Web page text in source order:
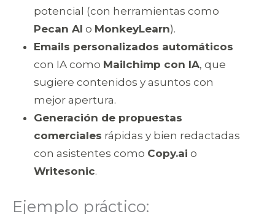
potencial (con herramientas como
Pecan AI o MonkeyLearn).
Emails personalizados automáticos
con IA como Mailchimp con IA, que
sugiere contenidos y asuntos con
mejor apertura.
Generación de propuestas
comerciales rápidas y bien redactadas
con asistentes como Copy.ai o
Writesonic.
Ejemplo práctico: